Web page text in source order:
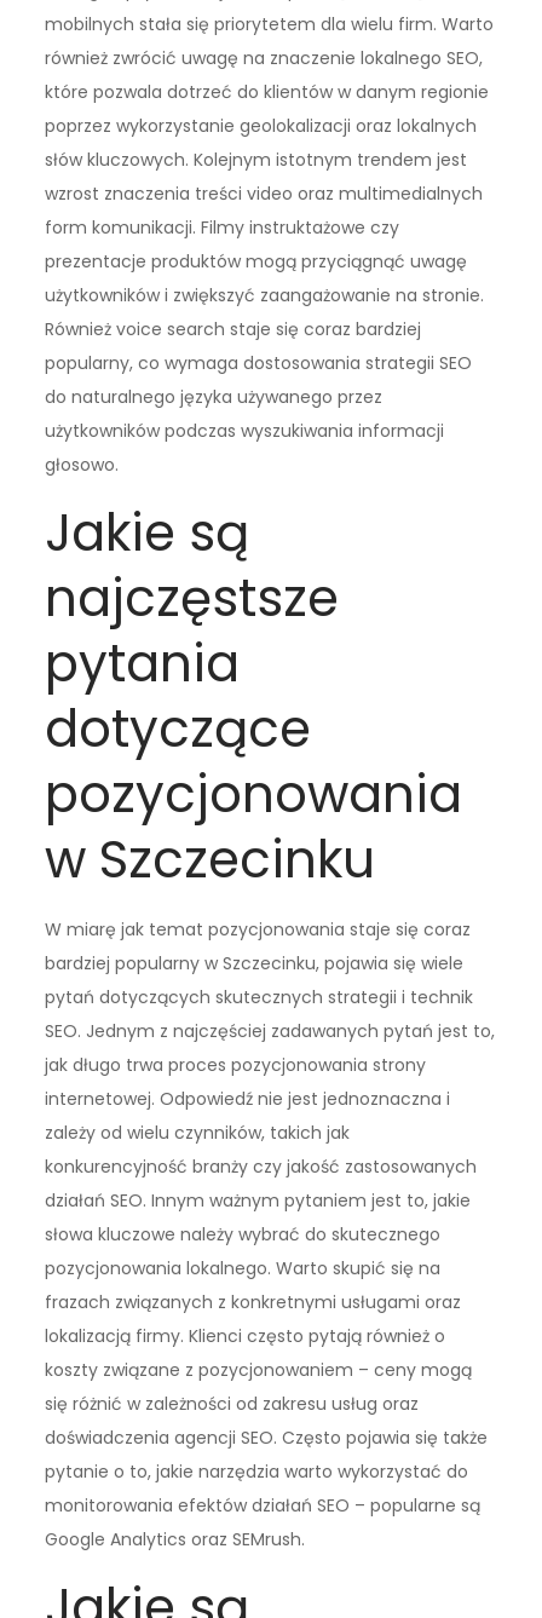
mobilnych stała się priorytetem dla wielu firm. Warto
również zwrócić uwagę na znaczenie lokalnego SEO,
które pozwala dotrzeć do klientów w danym regionie
poprzez wykorzystanie geolokalizacji oraz lokalnych
słów kluczowych. Kolejnym istotnym trendem jest
wzrost znaczenia treści video oraz multimedialnych
form komunikacji. Filmy instruktażowe czy
prezentacje produktów mogą przyciągnąć uwagę
użytkowników i zwiększyć zaangażowanie na stronie.
Również voice search staje się coraz bardziej
popularny, co wymaga dostosowania strategii SEO
do naturalnego języka używanego przez
użytkowników podczas wyszukiwania informacji
głosowo.
Jakie są
najczęstsze
pytania
dotyczące
pozycjonowania
w Szczecinku
W miarę jak temat pozycjonowania staje się coraz
bardziej popularny w Szczecinku, pojawia się wiele
pytań dotyczących skutecznych strategii i technik
SEO. Jednym z najczęściej zadawanych pytań jest to,
jak długo trwa proces pozycjonowania strony
internetowej. Odpowiedź nie jest jednoznaczna i
zależy od wielu czynników, takich jak
konkurencyjność branży czy jakość zastosowanych
działań SEO. Innym ważnym pytaniem jest to, jakie
słowa kluczowe należy wybrać do skutecznego
pozycjonowania lokalnego. Warto skupić się na
frazach związanych z konkretnymi usługami oraz
lokalizacją firmy. Klienci często pytają również o
koszty związane z pozycjonowaniem – ceny mogą
się różnić w zależności od zakresu usług oraz
doświadczenia agencji SEO. Często pojawia się także
pytanie o to, jakie narzędzia warto wykorzystać do
monitorowania efektów działań SEO – popularne są
Google Analytics oraz SEMrush.